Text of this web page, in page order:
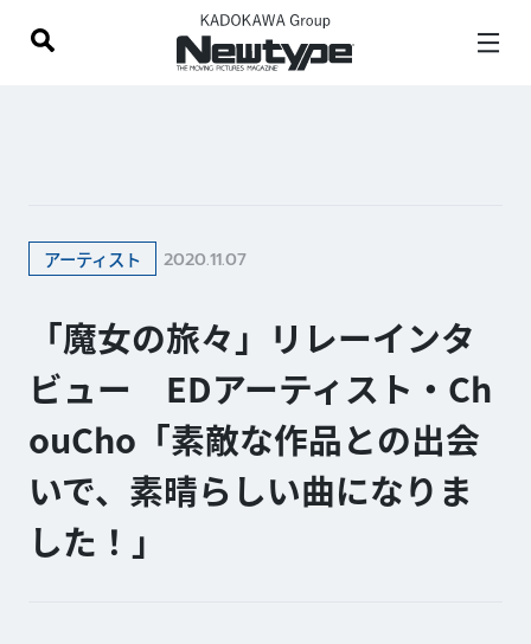
アーティスト 2020.11.07
「魔女の旅々」リレーインタ
ビュー EDアーティスト・Ch
ouCho「素敵な作品との出会
いで、素晴らしい曲になりま
した！」